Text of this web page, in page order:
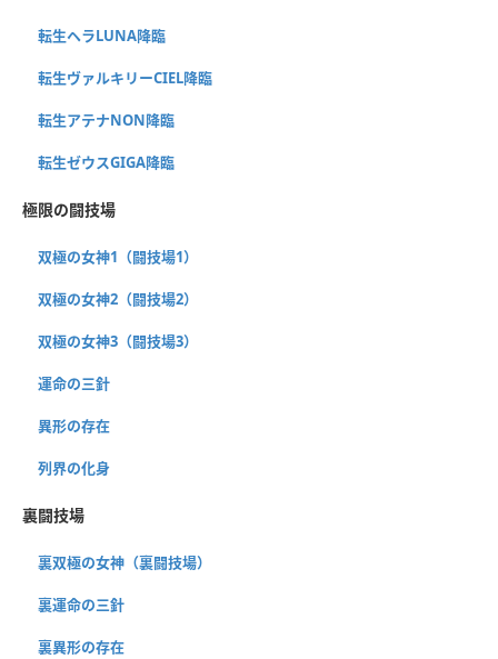
転生ヘラLUNA降臨
転生ヴァルキリーCIEL降臨
転生アテナNON降臨
転生ゼウスGIGA降臨
極限の闘技場
双極の女神1（闘技場1）
双極の女神2（闘技場2）
双極の女神3（闘技場3）
運命の三針
異形の存在
列界の化身
裏闘技場
裏双極の女神（裏闘技場）
裏運命の三針
裏異形の存在